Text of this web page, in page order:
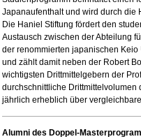
Japanaufenthalt und wird durch die
Die Haniel Stiftung fördert den
Austausch zwischen der Abteilung
der renommierten japanischen
und zählt damit neben der Robert
wichtigsten Drittmittelgebern der
durchschnittliche
jährlich erheblich über
Alumni des Doppel-